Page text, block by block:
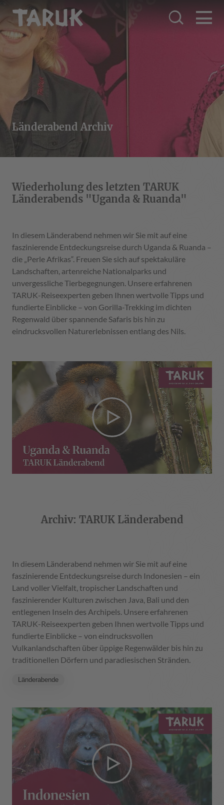
Länderabend Archiv
Wiederholung des letzten TARUK
Länderabends "Uganda & Ruanda"
In diesem Länderabend nehmen wir Sie mit auf eine
faszinierende Entdeckungsreise durch Uganda & Ruanda –
die „Perle Afrikas“. Freuen Sie sich auf spektakuläre
Landschaften, artenreiche Nationalparks und
unvergessliche Tierbegegnungen. Unsere erfahrenen
TARUK-Reiseexperten geben Ihnen wertvolle Tipps und
fundierte Einblicke – von Gorilla-Trekking im dichten
Regenwald über spannende Safaris bis hin zu
eindrucksvollen Naturerlebnissen entlang des Nils.
Archiv: TARUK Länderabend
In diesem Länderabend nehmen wir Sie mit auf eine
faszinierende Entdeckungsreise durch Indonesien – ein
Land voller Vielfalt, tropischer Landschaften und
faszinierender Kulturen zwischen Java, Bali und den
entlegenen Inseln des Archipels. Unsere erfahrenen
TARUK-Reiseexperten geben Ihnen wertvolle Tipps und
fundierte Einblicke – von eindrucksvollen
Vulkanlandschaften über üppige Regenwälder bis hin zu
traditionellen Dörfern und paradiesischen Stränden.
Länderabende